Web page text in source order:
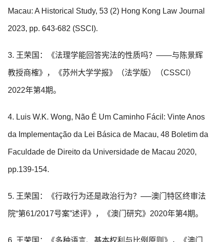
Macau: A Historical Study, 53 (2) Hong Kong Law Journal
2023, pp. 643-682 (SSCI).
3. 王荣国：《法理学能回答宪法的性质吗？——与陈景辉
教授商榷》，《苏州大学学报》（法学版）（CSSCI）
2022年第4期。
4. Luis W.K. Wong, Não É Um Caminho Fácil: Vinte Anos
da Implementação da Lei Básica de Macau, 48 Boletim da
Faculdade de Direito da Universidade de Macau 2020,
pp.139-154.
5. 王荣国：《行政行为还是政治行为？──澳门特区终审法
院“第61/2017号案”述评》，《澳门研究》2020年第4期。